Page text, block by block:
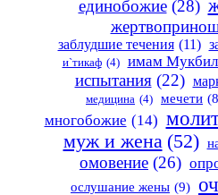
единобожие (28)
заблудшие течения (11)
и`тикаф (4) имам
испытания (22)
медицина (4) мечети
многобожие (14)
муж и жена (52)
омовение (26)
ослушание жены (9)